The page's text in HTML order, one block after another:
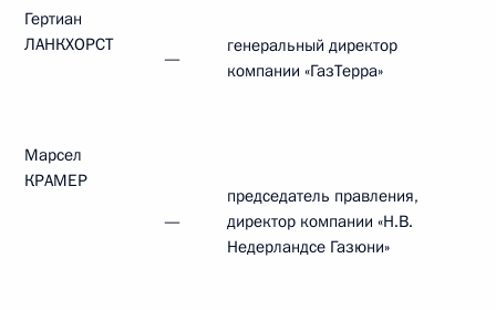
Гертиан
ЛАНКХОРСТ
—
генеральный директор
компании «ГазТерра»
Марсел
КРАМЕР
—
председатель правления,
директор компании «Н.В.
Недерландсе Газюни»